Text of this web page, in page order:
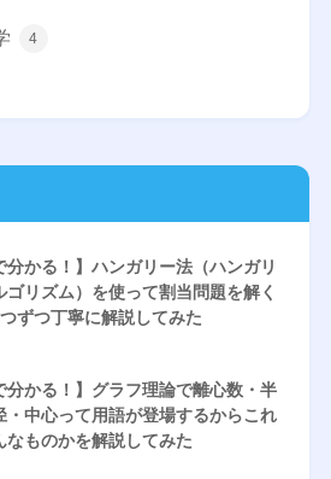
4
分かる！】ハンガリー法（ハンガリ
ゴリズム）を使って割当問題を解く
ずつ丁寧に解説してみた
分かる！】グラフ理論で離心数・半
・中心って用語が登場するからこれ
なものかを解説してみた